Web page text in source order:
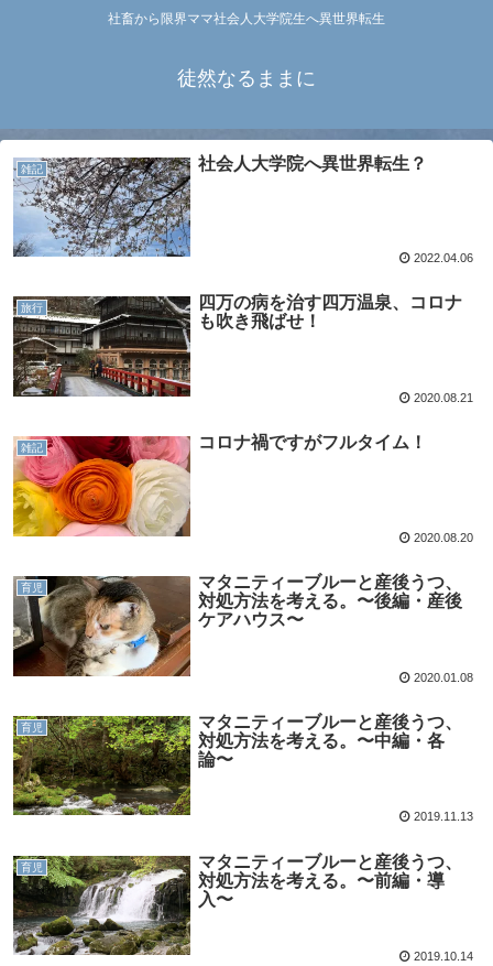
社畜から限界ママ社会人大学院生へ異世界転生
徒然なるままに
雑記 社会人大学院へ異世界転生？
2022.04.06
旅行
四万の病を治す四万温泉、コロナ
も吹き飛ばせ！
2020.08.21
雑記 コロナ禍ですがフルタイム！
2020.08.20
育児
マタニティーブルーと産後うつ、
対処方法を考える。〜後編・産後
ケアハウス〜
2020.01.08
育児
マタニティーブルーと産後うつ、
対処方法を考える。〜中編・各
論〜
2019.11.13
育児
マタニティーブルーと産後うつ、
対処方法を考える。〜前編・導
入〜
2019.10.14